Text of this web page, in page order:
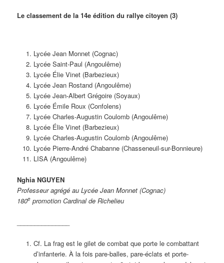
Le classement de la 14e édition du rallye citoyen (3)
Lycée Jean Monnet (Cognac)
Lycée Saint-Paul (Angoulême)
Lycée Élie Vinet (Barbezieux)
Lycée Jean Rostand (Angoulême)
Lycée Jean-Albert Grégoire (Soyaux)
Lycée Émile Roux (Confolens)
Lycée Charles-Augustin Coulomb (Angoulême)
Lycée Élie Vinet (Barbezieux)
Lycée Charles-Augustin Coulomb (Angoulême)
Lycée Pierre-André Chabanne (Chasseneuil-sur-Bonnieure)
LISA (Angoulême)
Nghia NGUYEN
Professeur agrégé au Lycée Jean Monnet (Cognac)
180e promotion Cardinal de Richelieu
Cf. La frag est le gilet de combat que porte le combattant
d’infanterie. À la fois pare-balles, pare-éclats et porte-